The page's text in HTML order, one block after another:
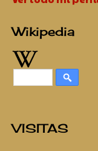
Wikipedia
VISITAS